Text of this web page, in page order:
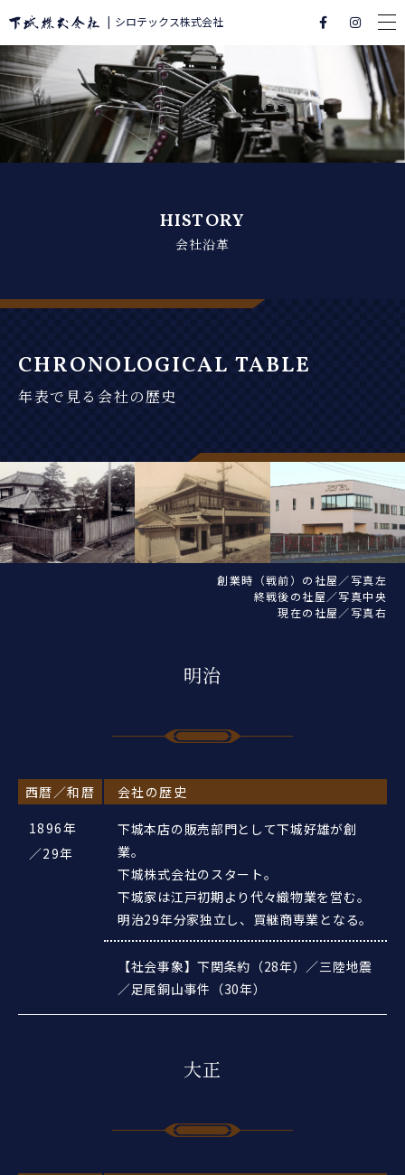
シロテックス株式会社
HISTORY
会社沿革
CHRONOLOGICAL TABLE
年表で見る会社の歴史
創業時（戦前）の社屋／写真左
終戦後の社屋／写真中央
現在の社屋／写真右
明治
西暦／和暦
会社の歴史
1896年
／29年
下城本店の販売部門として下城好雄が創
業。
下城株式会社のスタート。
下城家は江戸初期より代々織物業を営む。
明治29年分家独立し、買継商専業となる。
【社会事象】下関条約（28年）／三陸地震
／足尾銅山事件（30年）
大正